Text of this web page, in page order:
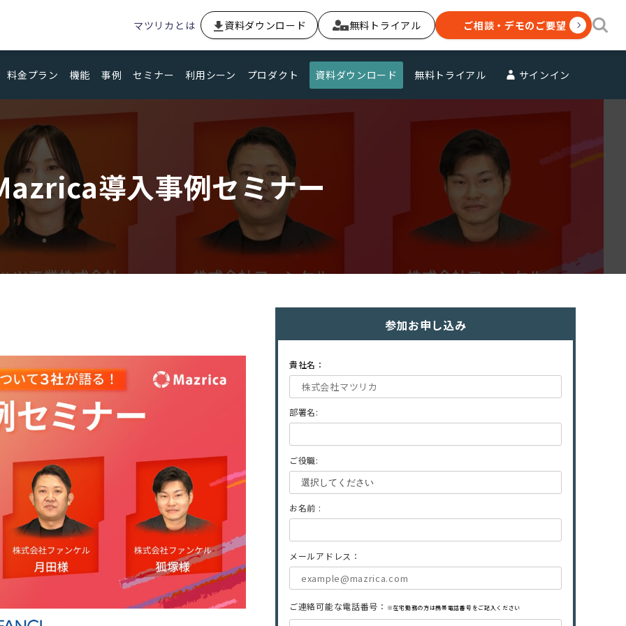
マツリカとは 資料ダウンロード 無料トライアル ご相談・デモのご要望
料金プラン 機能 事例 セミナー 利用シーン プロダクト 資料ダウンロード 無料トライアル サインイン
導入事例セミナー
参加お申し込み
貴社名：
部署名:
ご役職:
お名前 :
メールアドレス：
ご連絡可能な電話番号： ※在宅勤務の方は携帯電話番号をご記入ください